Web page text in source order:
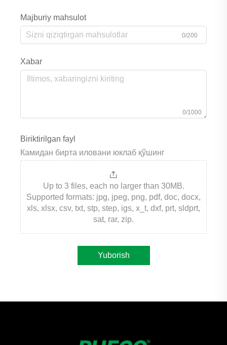
Majburiy mahsulot
0/200
Xabar
0/1000
Biriktirilgan fayl
Камидан бирта иловани юклаб қўшинг
Up to 3 files, each no larger than 30MB.
Supported formats: jpg, jpeg, png, pdf, doc, docx,
xls, xlsx, csv, txt, stp, step, igs, x_t, dxf, prt, sldprt,
sat, rar, zip.
Yuborish